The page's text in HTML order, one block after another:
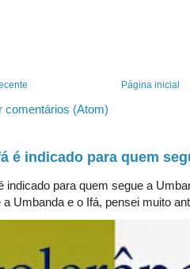
Página inicial
comentários (Atom)
é indicado para quem
indicado para quem segue a
Umbanda e o Ifá, pensei muito